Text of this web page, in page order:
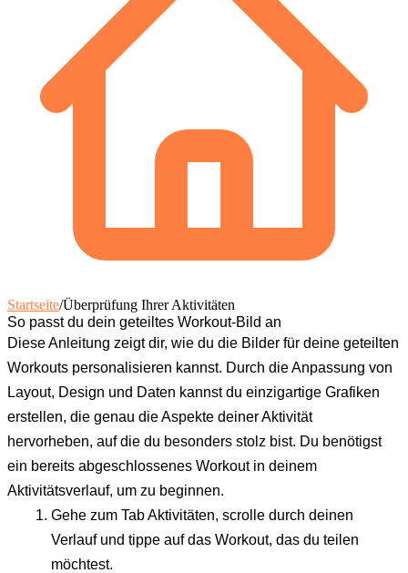
Startseite/Überprüfung Ihrer Aktivitäten
So passt du dein geteiltes Workout-Bild an
Diese Anleitung zeigt dir, wie du die Bilder für deine geteilten
Workouts personalisieren kannst. Durch die Anpassung von
Layout, Design und Daten kannst du einzigartige Grafiken
erstellen, die genau die Aspekte deiner Aktivität
hervorheben, auf die du besonders stolz bist. Du benötigst
ein bereits abgeschlossenes Workout in deinem
Aktivitätsverlauf, um zu beginnen.
Gehe zum TabAktivitäten, scrolle durch deinen
Verlauf und tippe auf das Workout, das du teilen
möchtest.